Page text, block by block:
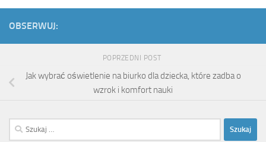
OBSERWUJ:
POPRZEDNI POST
Jak wybrać oświetlenie na biurko dla dziecka, które zadba o
wzrok i komfort nauki
Szukaj: